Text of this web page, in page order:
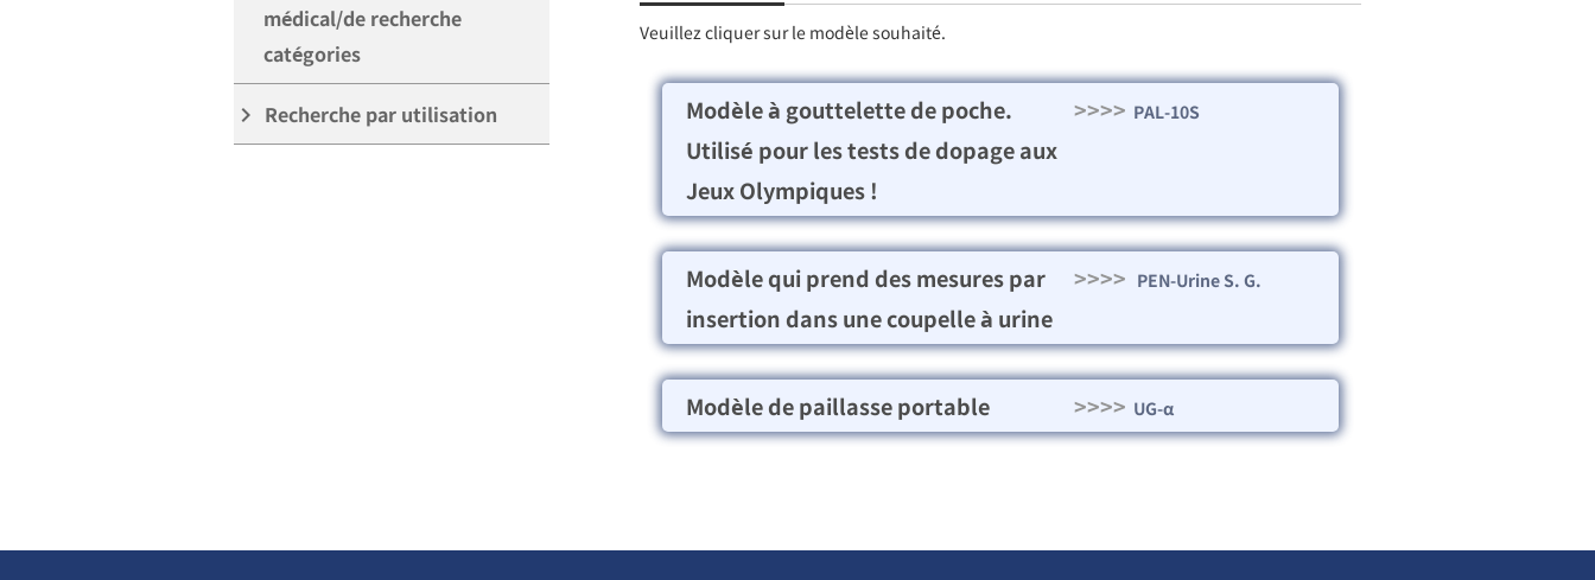
médical/de recherche
catégories
keyboard_arrow_right Recherche par utilisation
Veuillez cliquer sur le modèle souhaité.
Modèle à gouttelette de poche.
Utilisé pour les tests de dopage aux
Jeux Olympiques !
>>>> PAL-10S
Modèle qui prend des mesures par
insertion dans une coupelle à urine
>>>> PEN-Urine S. G.
Modèle de paillasse portable >>>> UG-α